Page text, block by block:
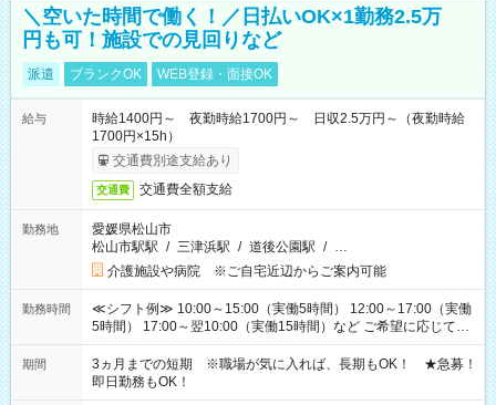
＼空いた時間で働く！／日払いOK×1勤務2.5万
円も可！施設での見回りなど
派遣 ブランクOK WEB登録・面接OK
給与
時給1400円～ 夜勤時給1700円～ 日収2.5万円～（夜勤時給
1700円×15h）
交通費別途支給あり
交通費 交通費全額支給
勤務地
愛媛県松山市
松山市駅駅 / 三津浜駅 / 道後公園駅 / …
介護施設や病院 ※ご自宅近辺からご案内可能
勤務時間
≪シフト例≫ 10:00～15:00（実働5時間） 12:00～17:00（実働
5時間） 17:00～翌10:00（実働15時間）など ご希望に応じて、
働く時間は調整できます！ お気軽に担当へ相談ください！
期間
3ヵ月までの短期 ※職場が気に入れば、長期もOK！ ★急募！
即日勤務もOK！